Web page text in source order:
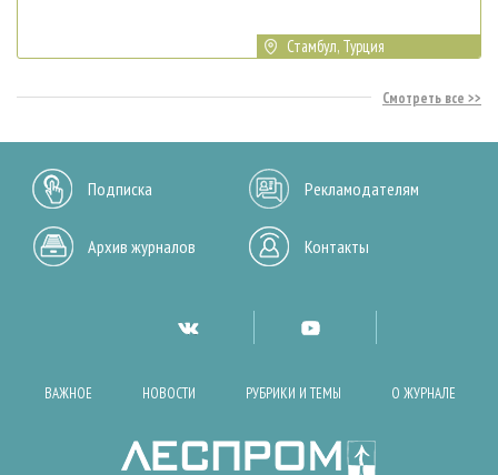
Стамбул, Турция
Смотреть все
Подписка Рекламодателям
Архив журналов Контакты
ВАЖНОЕ НОВОСТИ РУБРИКИ И ТЕМЫ О ЖУРНАЛЕ